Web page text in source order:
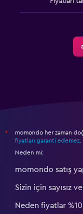
*
momondo her zaman
fiyatları garanti edemez.
Neden mi:
momondo satış
Sizin için sayısız
Neden fiyatlar